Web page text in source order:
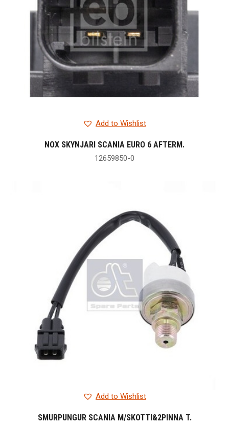
Add to Wishlist
NOX SKYNJARI SCANIA EURO 6 AFTERM.
12659850-0
Add to Wishlist
SMURPUNGUR SCANIA M/SKOTTI&2PINNA T.